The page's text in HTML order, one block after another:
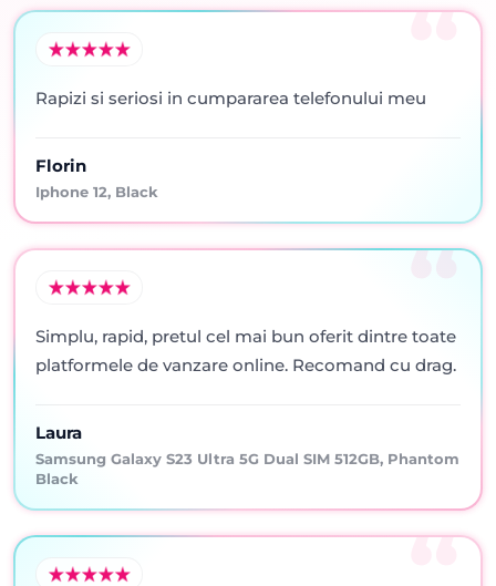
Rapizi si seriosi in cumpararea telefonului meu
Florin
Iphone 12, Black
Simplu, rapid, pretul cel mai bun oferit dintre toate
platformele de vanzare online. Recomand cu drag.
Laura
Samsung Galaxy S23 Ultra 5G Dual SIM 512GB, Phantom
Black